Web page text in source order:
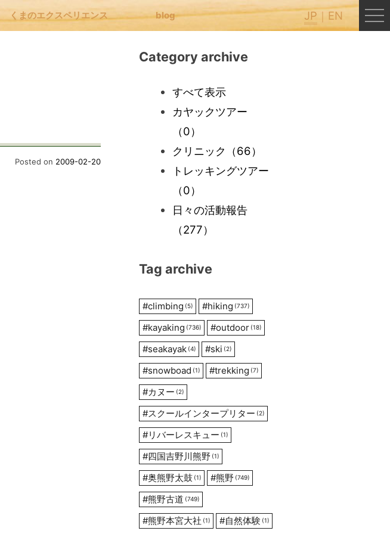
くまのエクスペリエンス blog JP EN
Posted on 2009-02-20
Category archive
すべて表示
カヤックツアー
（0）
クリニック
（66）
トレッキングツアー
（0）
日々の活動報告
（277）
Tag archive
#climbing (5) #hiking (737)
#kayaking (736) #outdoor (18)
#seakayak (4) #ski (2)
#snowboad (1) #trekking (7)
#カヌー (2)
#スクールインタープリター (2)
#リバーレスキュー (1)
#四国吉野川熊野 (1)
#奥熊野太鼓 (1) #熊野 (749)
#熊野古道 (749)
#熊野本宮大社 (1) #自然体験 (1)